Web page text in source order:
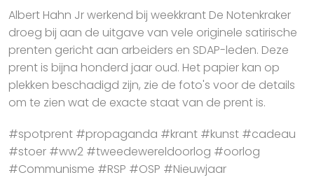
Albert Hahn Jr werkend bij weekkrant De Notenkraker
droeg bij aan de uitgave van vele originele satirische
prenten gericht aan arbeiders en SDAP-leden. Deze
prent is bijna honderd jaar oud. Het papier kan op
plekken beschadigd zijn, zie de foto's voor de details
om te zien wat de exacte staat van de prent is.
#spotprent #propaganda #krant #kunst #cadeau
#stoer #ww2 #tweedewereldoorlog #oorlog
#Communisme #RSP #OSP #Nieuwjaar